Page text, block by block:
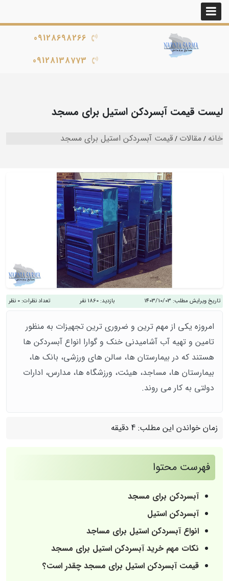
09128698266
09128138773
لیست قیمت آبسردکن استیل برای مسجد
خانه مقالات قیمت آبسردکن استیل برای مسجد
تاریخ ویرایش مطلب: 1403/10/03 بازدید: 1860 نفر تعداد نظرات: 0 نظر
امروزه یکی از مهم ترین و ضروری ترین تجهیزات به منظور
تامین و تهیه آب آشامیدنی خنک و گوارا انواع آبسردکن ها
هستند که در بیمارستان ها، سالن های ورزشی، بانک ها،
بیمارستان ها، مساجد، هیئت، ورزشگاه ها، مدارس، ادارات
دولتی به کار می روند.
زمان خواندن این مطلب: 4 دقیقه
فهرست محتوا
آبسردکن برای مسجد
آبسردکن استیل
انواع آبسردکن استیل برای مساجد
نکات مهم خرید آبسردکن استیل برای مسجد
قیمت آبسردکن استیل برای مسجد چقدر است؟